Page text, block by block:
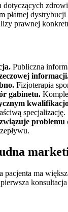
płatnej
prawnej
Publiczna
Fizjoterapia
gabinetu.
specjalizację.
problemu
pacjenta ma